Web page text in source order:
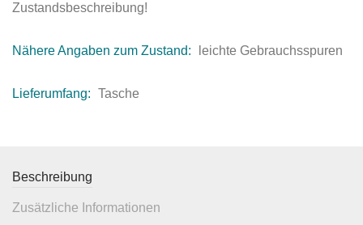
Zustandsbeschreibung!
Nähere Angaben zum Zustand: leichte Gebrauchsspuren
Lieferumfang: Tasche
Beschreibung
Zusätzliche Informationen